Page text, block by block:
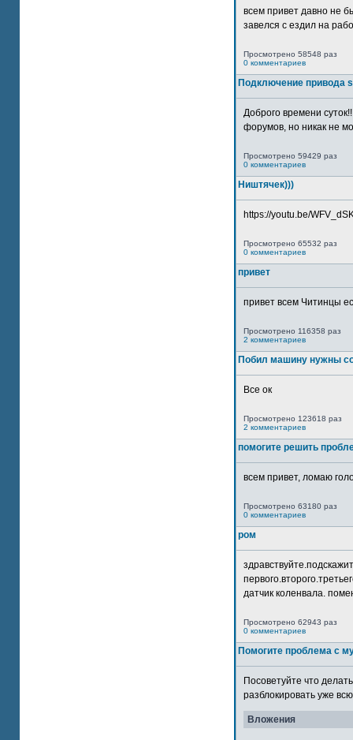
всем привет давно не
завелся с ездил на
Просмотрено 58548 раз
0 комментариев
Подключение привода
Доброго времени
форумов, но никак не
Просмотрено 59429 раз
0 комментариев
Ништячек)))
https://youtu.be/
Просмотрено 65532 раз
0 комментариев
привет
привет всем Читинцы
Просмотрено 116358 раз
2 комментариев
Побил машину нужны
Все ок
Просмотрено 123618 раз
2 комментариев
помогите решить
всем привет, ломаю
Просмотрено 63180 раз
0 комментариев
ром
датчик коленвала.
Просмотрено 62943 раз
0 комментариев
Помогите проблема с
Посоветуйте что
разблокировать уже
Вложения